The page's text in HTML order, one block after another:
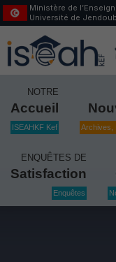
Ministère de
Université de
NOTRE
Accueil
ISEAHKF Kef Archives,
ENQUÊTES DE
Satisfaction
Enquêtes